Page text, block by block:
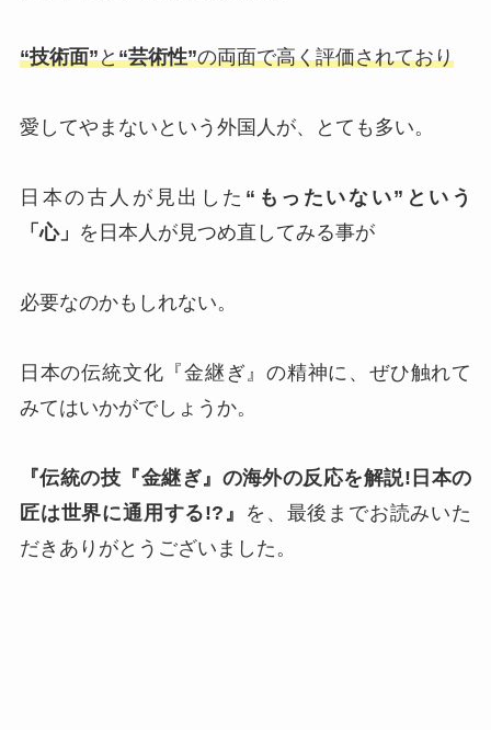
“技術面”と“芸術性”の両面で高く評価されており
愛してやまないという外国人が、とても多い。
日本の古人が見出した “もったいない”という
「心」 を日本人が見つめ直してみる事が
必要なのかもしれない。
日本の伝統文化『金継ぎ』の精神に、ぜひ触れて
みてはいかがでしょうか。
『伝統の技『金継ぎ』の海外の反応を解説!日本の
匠は世界に通用する!?』
を、最後までお読みいた
だきありがとうございました。